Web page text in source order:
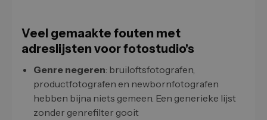
Veel gemaakte fouten met
adreslijsten voor fotostudio's
Genre negeren: bruiloftsfotografen,
productfotografen en newbornfotografen
hebben bijna niets gemeen. Een generieke lijst
zonder genrefilter gooit